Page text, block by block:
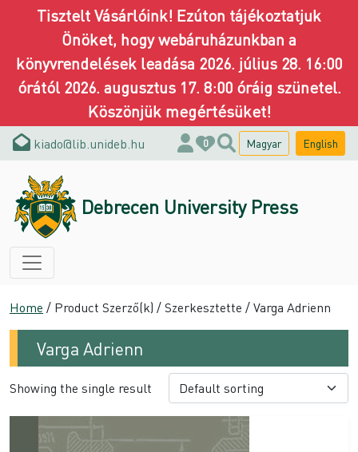
Tisztelt Vásárlóink! Ezúton tájékoztatjuk
Önöket, hogy webáruházunkban a
könyvrendelések leadása 2026. július 28. 16:00
órától 2026. augusztus 17. 8:00 óráig szünetel.
Köszönjük megértésüket!
kiado@lib.unideb.hu 0 Magyar English
Debrecen University Press
Home / Product Szerző(k) / Szerkesztette / Varga Adrienn
Varga Adrienn
Showing the single result